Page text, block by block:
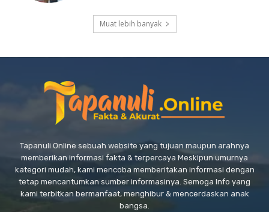
Muat lebih banyak
Tapanuli Online sebuah website yang tujuan maupun arahnya
memberikan informasi fakta & terpercaya Meskipun umurnya
kategori mudah, kami mencoba memberitakan informasi dengan
tetap mencantumkan sumber informasinya. Semoga Info yang
kami terbitkan bermanfaat, menghibur & mencerdaskan anak
bangsa.